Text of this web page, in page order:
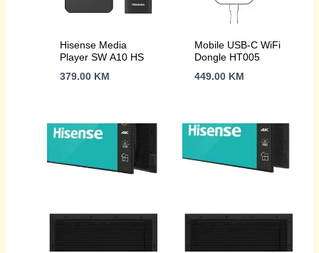
Hisense Media
Player SW A10 HS
379.00 KM
Mobile USB-C WiFi
Dongle HT005
449.00 KM